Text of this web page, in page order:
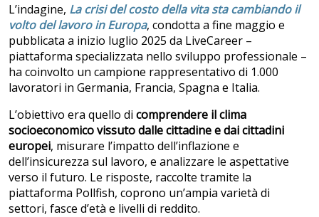
L’indagine, La crisi del costo della vita sta cambiando il
volto del lavoro in Europa, condotta a fine maggio e
pubblicata a inizio luglio 2025 da LiveCareer –
piattaforma specializzata nello sviluppo professionale –
ha coinvolto un campione rappresentativo di 1.000
lavoratori in Germania, Francia, Spagna e Italia.
L’obiettivo era quello di comprendere il clima
socioeconomico vissuto dalle cittadine e dai cittadini
europei, misurare l’impatto dell’inflazione e
dell’insicurezza sul lavoro, e analizzare le aspettative
verso il futuro. Le risposte, raccolte tramite la
piattaforma Pollfish, coprono un’ampia varietà di
settori, fasce d’età e livelli di reddito.